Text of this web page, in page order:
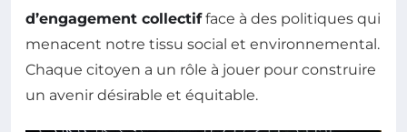
d’engagement collectifface à des politiques qui
menacent notre tissu social et environnemental.
Chaque citoyen a un rôle à jouer pour construire
un avenir désirable et équitable.